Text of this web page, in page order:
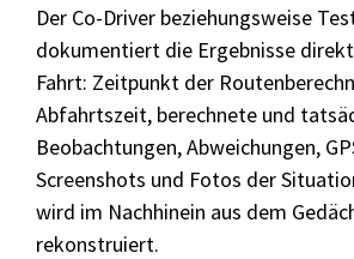
Der Co-Driver beziehungsweise
dokumentiert die Ergebnisse
Fahrt: Zeitpunkt der
Abfahrtszeit, berechnete und
Beobachtungen, Abweichungen,
Screenshots und Fotos der
wird im Nachhinein aus dem
rekonstruiert.